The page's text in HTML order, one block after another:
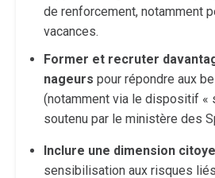
de renforcement, notamment
vacances.
Former et recruter
nageurs pour répondre aux
(notamment via le dispositif «
soutenu par le ministère des
Inclure une dimension
sensibilisation aux risques liés